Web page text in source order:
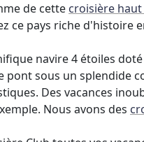
de cette croisière
ce pays riche d'histoire
navire 4 étoiles
pont sous un splendide
Des vacances
Nous avons des